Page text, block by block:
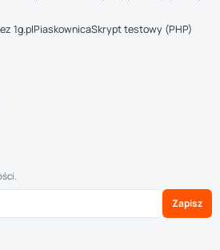
1g.plPiaskownicaSkrypt testowy (PHP)
Zapisz